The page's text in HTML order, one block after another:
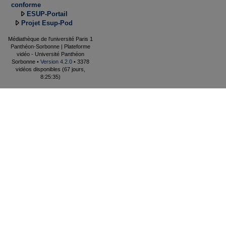
conforme
ESUP-Portail
Projet Esup-Pod
Médiathèque de l'université Paris 1
Panthéon-Sorbonne | Plateforme
vidéo - Université Panthéon
Sorbonne • Version 4.2.0 • 3378
vidéos disponibles (67 jours,
8:25:35)